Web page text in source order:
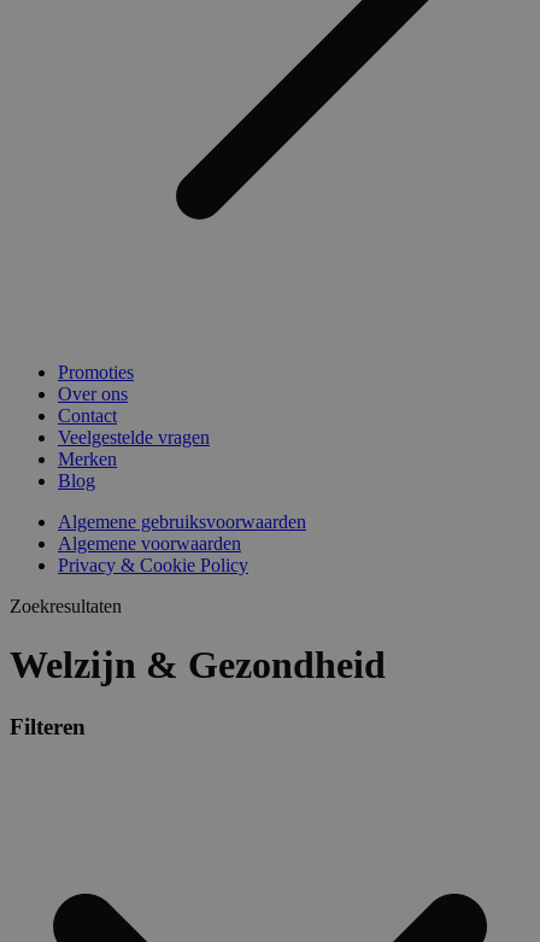
Promoties
Over ons
Contact
Veelgestelde vragen
Merken
Blog
Algemene gebruiksvoorwaarden
Algemene voorwaarden
Privacy & Cookie Policy
Zoekresultaten
Welzijn & Gezondheid
Filteren